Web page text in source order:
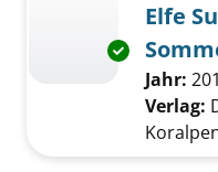
Exemplar-
Elfe
Suche
Jahr:
Verlag: